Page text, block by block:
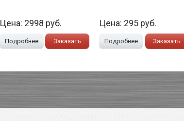
Цена: 2998 руб.
Подробнее Заказать
Цена: 295 руб.
Подробнее Заказать